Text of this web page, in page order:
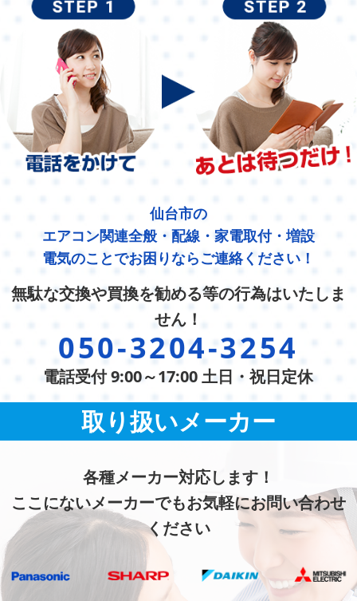
仙台市の
エアコン関連全般・配線・家電取付・増設
電気のことでお困りならご連絡ください！
無駄な交換や買換を勧める等の行為はいたしま
せん！
050-3204-3254
電話受付 9:00～17:00 土日・祝日定休
取り扱いメーカー
各種メーカー対応します！
ここにないメーカーでもお気軽にお問い合わせ
ください